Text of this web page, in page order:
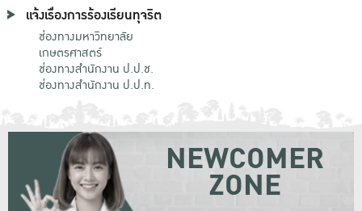
แจ้งเรื่องการร้องเรียนทุจริต
ช่องทางมหาวิทยาลัย
เกษตรศาสตร์
ช่องทางสำนักงาน ป.ป.ช.
ช่องทางสำนักงาน ป.ป.ท.
NEWCOMER
ZONE